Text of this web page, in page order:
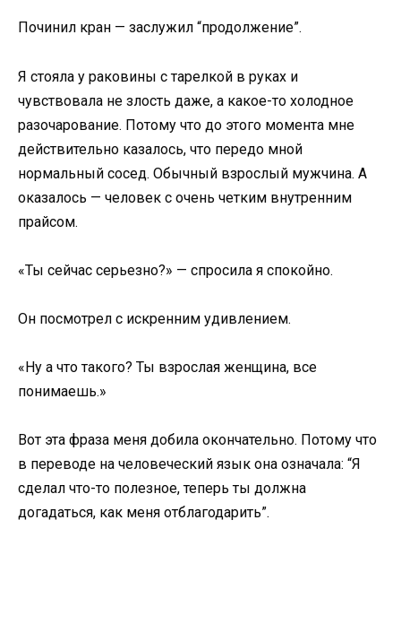
Починил кран — заслужил “продолжение”.
Я стояла у раковины с тарелкой в руках и
чувствовала не злость даже, а какое-то холодное
разочарование. Потому что до этого момента мне
действительно казалось, что передо мной
нормальный сосед. Обычный взрослый мужчина. А
оказалось — человек с очень четким внутренним
прайсом.
«Ты сейчас серьезно?» — спросила я спокойно.
Он посмотрел с искренним удивлением.
«Ну а что такого? Ты взрослая женщина, все
понимаешь.»
Вот эта фраза меня добила окончательно. Потому что
в переводе на человеческий язык она означала: “Я
сделал что-то полезное, теперь ты должна
догадаться, как меня отблагодарить”.